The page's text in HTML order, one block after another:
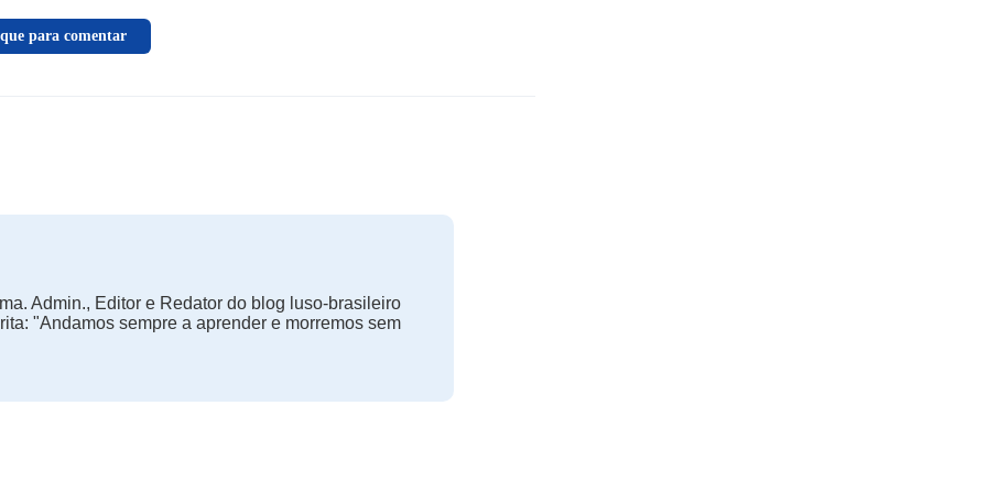
para comentar
Admin., Editor e Redator do blog luso-brasileiro
"Andamos sempre a aprender e morremos sem